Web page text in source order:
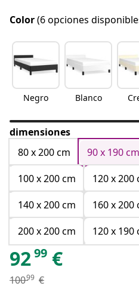
Color(6 opciones
Negro Blanco
dimensiones
80 x 200 cm
90 x 190 cm
100 x 200 cm
120 x 200
140 x 200 cm
160 x 200
200 x 200 cm
120 x 190
9299 €
10099 €